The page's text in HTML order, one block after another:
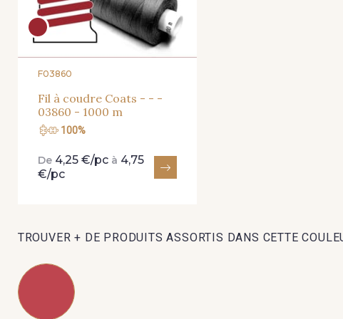
F03860
Fil à coudre Coats - - -
03860 - 1000 m
100%
De 4,25 €/pc à 4,75
€/pc
TROUVER + DE PRODUITS ASSORTIS DANS CETTE